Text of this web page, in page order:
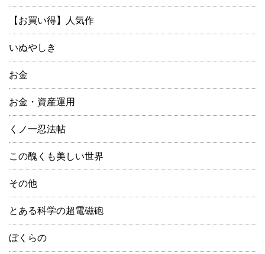
【お買い得】人気作
いぬやしき
お金
お金・資産運用
くノ一忍法帖
この醜くも美しい世界
その他
とある科学の超電磁砲
ぼくらの